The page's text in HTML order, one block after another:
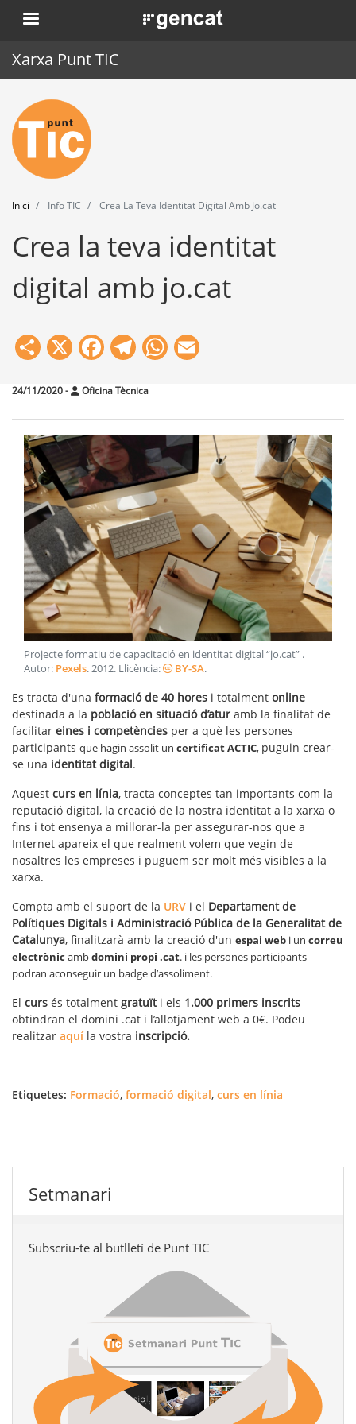
Vés
al
. Obre en una nova finestra.
Xarxa Punt TIC
Inici
Punt TIC
Actualitat
Agenda
Formació
Eines
Inici Info TIC Crea La Teva Identitat Digital Amb Jo.cat
Crea la teva identitat
digital amb jo.cat
Share
X Facebook
Telegram
WhatsApp
24/11/2020- Oficina Tècnica
Projecte formatiu de capacitació en identitat digital “jo.cat” .
Autor: Pexels.2012. Llicència: BY-SA.
Es tracta d'una formació de 40 hores i totalment online
destinada a la població en situació d’atur amb la finalitat de
facilitar eines i competències per a què les persones
participants que hagin assolit un certificat ACTIC, puguin crear-
se una identitat digital.
Aquest curs en línia, tracta conceptes tan importants com la
reputació digital, la creació de la nostra identitat a la xarxa o
fins i tot ensenya a millorar-la per assegurar-nos que a
Internet apareix el que realment volem que vegin de
nosaltres les empreses i puguem ser molt més visibles a la
xarxa.
Compta amb el suport de la URV i el Departament de
Polítiques Digitals i Administració Pública de la Generalitat de
Catalunya, finalitzarà amb la creació d'un espai web i un correu
electrònic ambdomini propi .cat. i les persones participants
podran aconseguir un badge d’assoliment.
El curs és totalment gratuït i els 1.000 primers inscrits
obtindran el domini .cat i l’allotjament web a 0€. Podeu
realitzar aquí la vostra inscripció.
Etiquetes: Formació, formació digital, curs en línia
Setmanari
Subscriu-te al butlletí de Punt TIC